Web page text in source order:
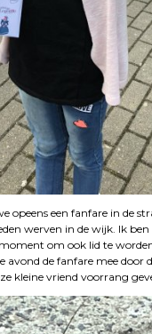
opeens een fanfare in de
werven in de wijk. Ik
om ook lid te
avond de fanfare mee
kleine vriend voorrang